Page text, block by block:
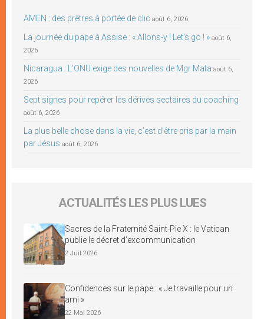
AMEN : des prêtres à portée de clic août 6, 2026
La journée du pape à Assise : « Allons-y ! Let’s go ! » août 6,
2026
Nicaragua : L’ONU exige des nouvelles de Mgr Mata août 6,
2026
Sept signes pour repérer les dérives sectaires du coaching
août 6, 2026
La plus belle chose dans la vie, c’est d’être pris par la main
par Jésus août 6, 2026
ACTUALITÉS LES PLUS LUES
Sacres de la Fraternité Saint-Pie X : le Vatican
publie le décret d’excommunication
2 Juil 2026
Confidences sur le pape : « Je travaille pour un
ami »
22 Mai 2026